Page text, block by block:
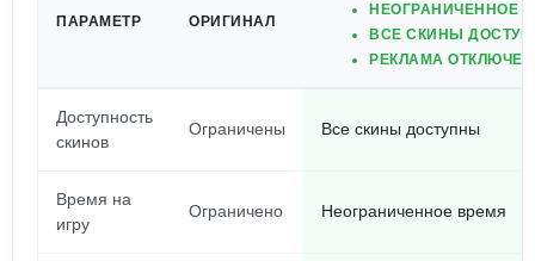
ПАРАМЕТР ОРИГИНАЛ
НЕОГРАНИЧЕННОЕ
ВСЕ СКИНЫ
РЕКЛАМА
Доступность
скинов
Ограничены Все скины доступны
Время на
игру
Ограничено Неограниченное время